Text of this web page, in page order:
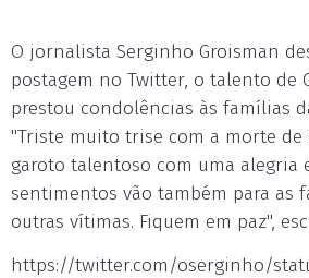
O jornalista Serginho Groisman
postagem no Twitter, o talento de
prestou condolências às famílias
"Triste muito trise com a morte de
garoto talentoso com uma alegria
sentimentos vão também para as
outras vítimas. Fiquem em paz",
https://twitter.com/oserginho/